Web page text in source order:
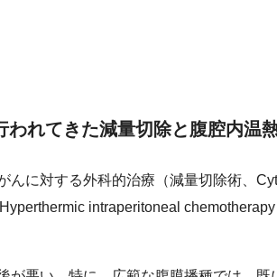
れてきた減量切除と腹腔内温
に対する外科的治療（減量切除術、
intraperitoneal